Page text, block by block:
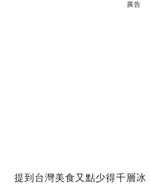
廣告
提到台灣美食又點少得千層